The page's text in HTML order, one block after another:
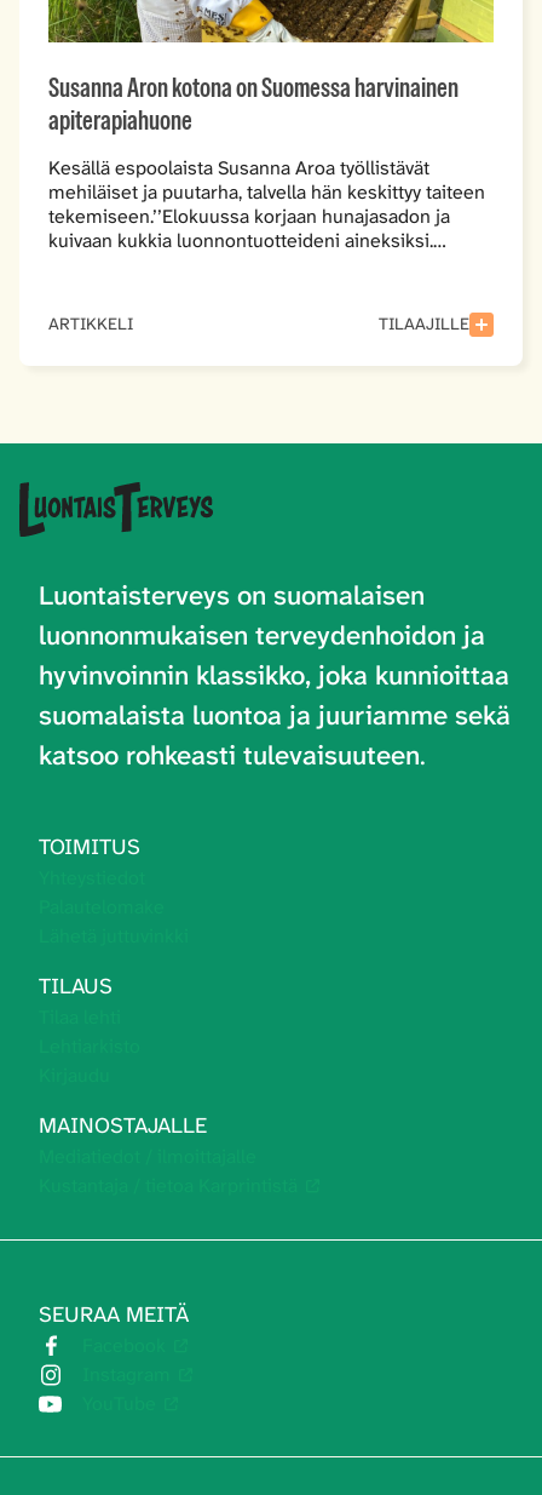
Susanna Aron kotona on Suomessa harvinainen
apiterapiahuone
Kesällä espoolaista Susanna Aroa työllistävät
mehiläiset ja puutarha, talvella hän keskittyy taiteen
tekemiseen.’’Elokuussa korjaan hunajasadon ja
kuivaan kukkia luonnontuotteideni aineksiksi.…
ARTIKKELI TILAAJILLE
Luontaisterveys on suomalaisen
luonnonmukaisen terveydenhoidon ja
hyvinvoinnin klassikko, joka kunnioittaa
suomalaista luontoa ja juuriamme sekä
katsoo rohkeasti tulevaisuuteen.
TOIMITUS
TILAUS
MAINOSTAJALLE
SEURAA MEITÄ